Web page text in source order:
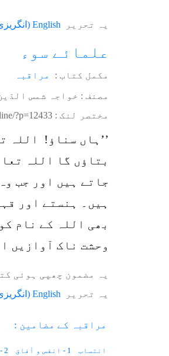
یہ تحریر English
(
علمائے سوء
مکمل کتاب : مراقبہ
مصنف : خواجہ شمس
مختصر لنک : ?p=12433
’’ہاں سناؤ! اللہ
بتاؤں گا اللہ
جاتے ہیں اور جب
ہیں۔ ہنستے اور
بھی اللہ کے نام
وحشت ناک آوازیں
یہ مضمون چھپی ہوئی
یہ تحریر
English
(
مراقبہ کے مضامین :
انتساب 1 - انفس و آفاق 2 - ارتکاز توجہ